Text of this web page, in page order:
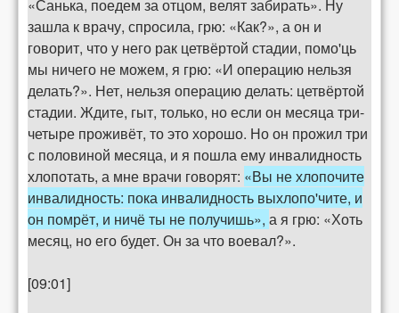
«Санька, поедем за отцом, велят забирать». Ну
зашла к врачу, спросила, грю: «Как?», а он и
говорит, что у него рак цетвёртой стадии, помо'ць
мы ничего не можем, я грю: «И операцию нельзя
делать?». Нет, нельзя операцию делать: цетвёртой
стадии. Ждите, гыт, только, но если он месяца три-
четыре проживёт, то это хорошо. Но он прожил три
с половиной месяца, и я пошла ему инвалидность
хлопотать, а мне врачи говорят: «Вы не хлопочите
инвалидность: пока инвалидность выхлопо'чите, и
он помрёт, и ничё ты не получишь», а я грю: «Хоть
месяц, но его будет. Он за что воевал?».
[09:01]